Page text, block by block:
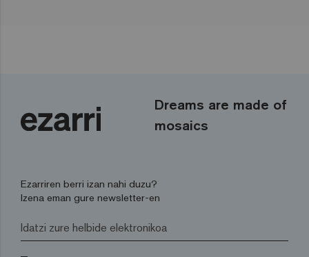
Dreams are made of
mosaics
Ezarriren berri izan nahi duzu?
Izena eman gure newsletter-en